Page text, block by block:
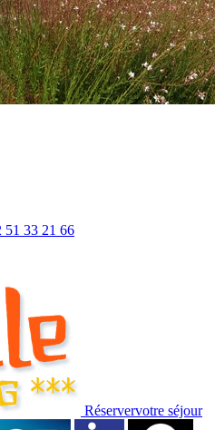
51 33 21 66
Réservervotre séjour